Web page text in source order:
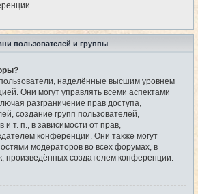
пользователей и группы
наделённые высшим уровнем
Они могут управлять всеми аспектами
разграничение прав доступа,
создание групп пользователей,
т. п., в зависимости от прав,
конференции. Они также могут
модераторов во всех форумах, в
произведённых создателем конференции.